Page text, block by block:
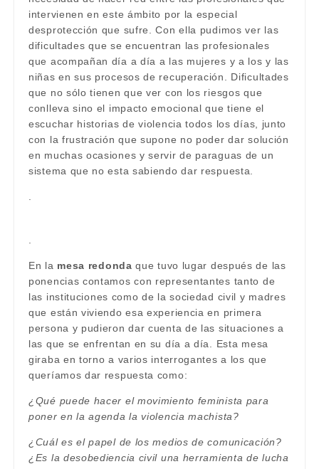
intervienen en este ámbito por la especial
desprotección que sufre. Con ella pudimos ver las
dificultades que se encuentran las profesionales
que acompañan día a día a las mujeres y a los y las
niñas en sus procesos de recuperación. Dificultades
que no sólo tienen que ver con los riesgos que
conlleva sino el impacto emocional que tiene el
escuchar historias de violencia todos los días, junto
con la frustración que supone no poder dar solución
en muchas ocasiones y servir de paraguas de un
sistema que no esta sabiendo dar respuesta.
.
.
En la mesa redonda que tuvo lugar después de las
ponencias contamos con representantes tanto de
las instituciones como de la sociedad civil y madres
que están viviendo esa experiencia en primera
persona y pudieron dar cuenta de las situaciones a
las que se enfrentan en su día a día. Esta mesa
giraba en torno a varios interrogantes a los que
queríamos dar respuesta como:
¿Qué puede hacer el movimiento feminista para
poner en la agenda la violencia machista?
¿Cuál es el papel de los medios de comunicación?
¿Es la desobediencia civil una herramienta de lucha